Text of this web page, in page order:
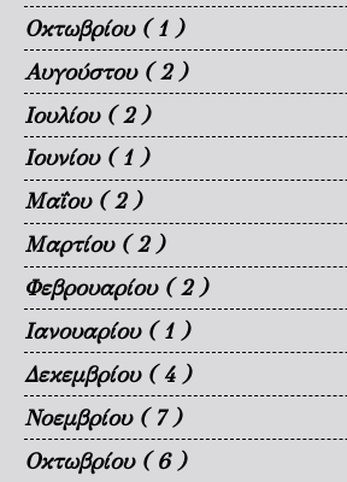
Οκτωβρίου ( 1 )
Αυγούστου ( 2 )
Ιουλίου ( 2 )
Ιουνίου ( 1 )
Μαΐου ( 2 )
Μαρτίου ( 2 )
Φεβρουαρίου ( 2 )
Ιανουαρίου ( 1 )
Δεκεμβρίου ( 4 )
Νοεμβρίου ( 7 )
Οκτωβρίου ( 6 )